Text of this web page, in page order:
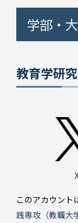
学部・
教育学研
このアカウント
践専攻（教職大